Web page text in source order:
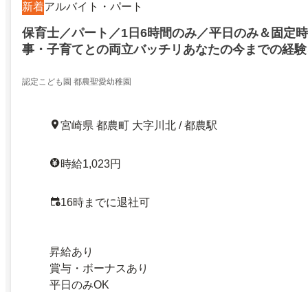
新着アルバイト・パート
保育士／パート／1日6時間のみ／平日のみ＆固定
事・子育てとの両立バッチリあなたの今までの経
認定こども園 都農聖愛幼稚園
宮崎県 都農町 大字川北 / 都農駅
時給1,023円
16時までに退社可
昇給あり
賞与・ボーナスあり
平日のみOK